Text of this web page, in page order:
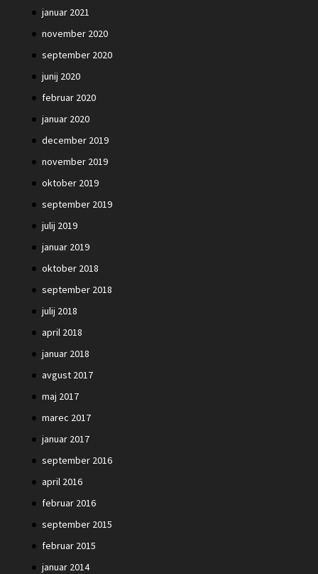
januar 2021
november 2020
september 2020
junij 2020
februar 2020
januar 2020
december 2019
november 2019
oktober 2019
september 2019
julij 2019
januar 2019
oktober 2018
september 2018
julij 2018
april 2018
januar 2018
avgust 2017
maj 2017
marec 2017
januar 2017
september 2016
april 2016
februar 2016
september 2015
februar 2015
januar 2014